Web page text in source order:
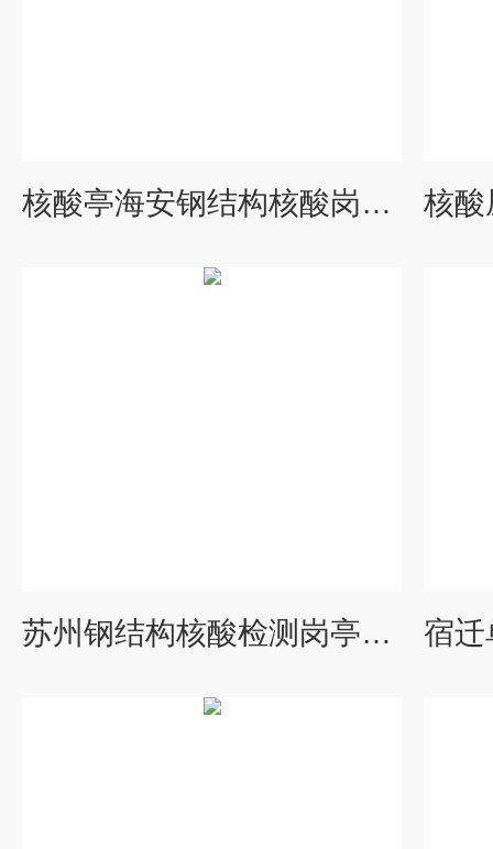
核酸亭海安钢结构核酸岗亭、防疫核酸检测岗亭厂家
苏州钢结构核酸检测岗亭、核酸岗亭制作价格